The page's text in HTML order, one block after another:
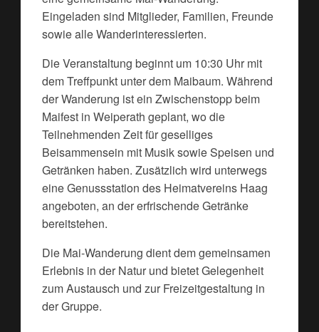
Eingeladen sind Mitglieder, Familien, Freunde
sowie alle Wanderinteressierten.
Die Veranstaltung beginnt um 10:30 Uhr mit
dem Treffpunkt unter dem Maibaum. Während
der Wanderung ist ein Zwischenstopp beim
Maifest in Weiperath geplant, wo die
Teilnehmenden Zeit für geselliges
Beisammensein mit Musik sowie Speisen und
Getränken haben. Zusätzlich wird unterwegs
eine Genussstation des Heimatvereins Haag
angeboten, an der erfrischende Getränke
bereitstehen.
Die Mai-Wanderung dient dem gemeinsamen
Erlebnis in der Natur und bietet Gelegenheit
zum Austausch und zur Freizeitgestaltung in
der Gruppe.